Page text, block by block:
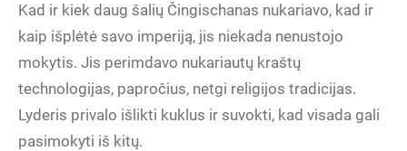
Kad ir kiek daug šalių Čingischanas nukariavo, kad ir
kaip išplėtė savo imperiją, jis niekada nenustojo
mokytis. Jis perimdavo nukariautų kraštų
technologijas, papročius, netgi religijos tradicijas.
Lyderis privalo išlikti kuklus ir suvokti, kad visada gali
pasimokyti iš kitų.